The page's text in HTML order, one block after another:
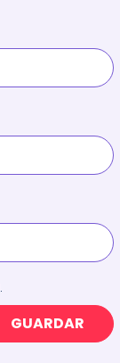
.
GUARDAR